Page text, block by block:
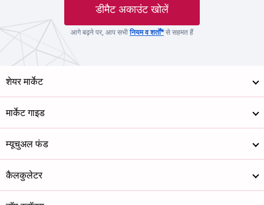
डीमैट अकाउंट खोलें
आगे बढ़ने पर, आप सभीनियम व शर्तों*से सहमत हैं
शेयर मार्केट
मार्केट गाइड
म्यूचुअल फंड
कैलकुलेटर